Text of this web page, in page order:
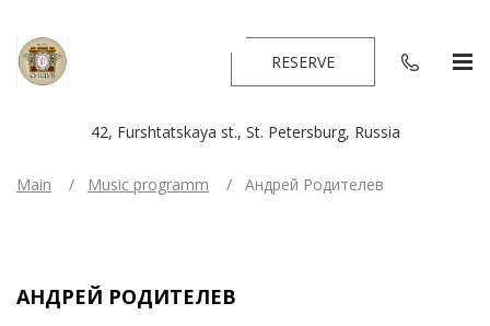
RESERVE
42, Furshtatskaya st., St. Petersburg, Russia
Main Music programm Андрей Родителев
АНДРЕЙ РОДИТЕЛЕВ